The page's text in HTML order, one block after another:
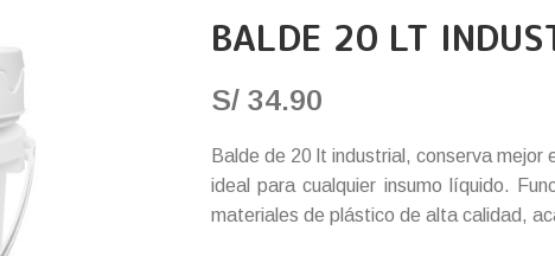
BALDE 20 LT
S/34.90
Balde de 20 lt industrial, conserva mejor
ideal para cualquier insumo líquido.
materiales de plástico de alta calidad,